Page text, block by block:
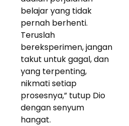
belajar yang tidak
pernah berhenti.
Teruslah
bereksperimen, jangan
takut untuk gagal, dan
yang terpenting,
nikmati setiap
prosesnya,” tutup Dio
dengan senyum
hangat.